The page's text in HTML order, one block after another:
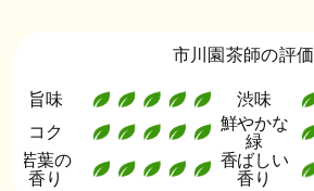
市川園茶師の評価
旨味
渋味
コク
鮮やかな
緑
若葉の
香り
香ばしい
香り